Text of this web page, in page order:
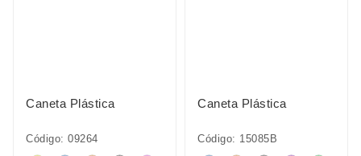
Caneta Plástica
Código: 09264
Caneta Plástica
Código: 15085B